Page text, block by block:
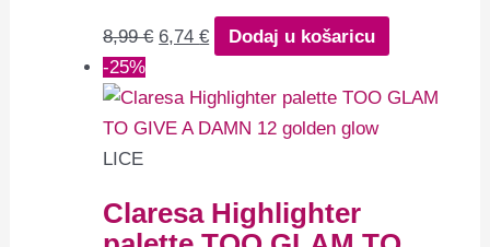
8,99€ 6,74€
Dodaj u košaricu
-25%
LICE
Claresa Highlighter